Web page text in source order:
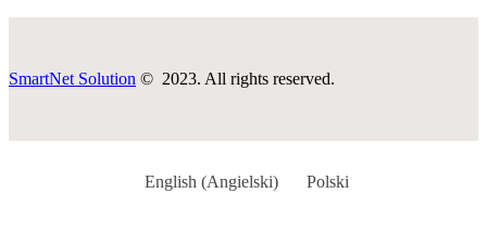
SmartNet Solution © 2023. All rights reserved.
English (Angielski) Polski